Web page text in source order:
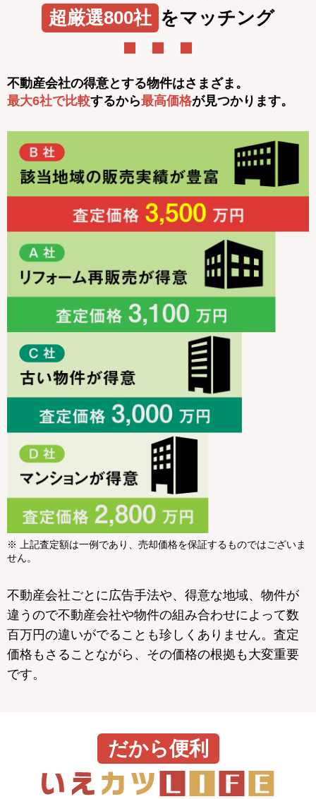
超厳選800社 をマッチング
不動産会社の得意とする物件はさまざま。
最大6社で比較するから最高価格が見つかります。
※ 上記査定額は一例であり、売却価格を保証するものではございま
せん。
不動産会社ごとに広告手法や、得意な地域、物件が
違うので不動産会社や物件の組み合わせによって数
百万円の違いがでることも珍しくありません。査定
価格もさることながら、その価格の根拠も大変重要
です。
だから便利